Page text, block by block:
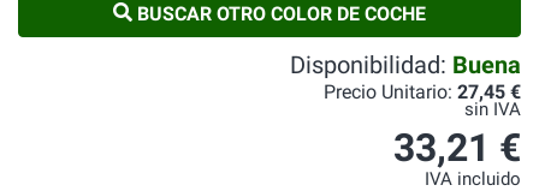
BUSCAR OTRO COLOR DE COCHE
Disponibilidad: Buena
Precio Unitario: 27,45 €
sin IVA
33,21 €
IVA incluido